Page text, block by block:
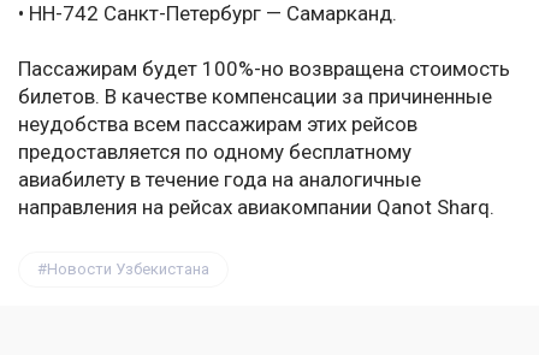
• HH-742 Санкт-Петербург — Самарканд.
Пассажирам будет 100%-но возвращена стоимость
билетов. В качестве компенсации за причиненные
неудобства всем пассажирам этих рейсов
предоставляется по одному бесплатному
авиабилету в течение года на аналогичные
направления на рейсах авиакомпании Qanot Sharq.
Новости Узбекистана